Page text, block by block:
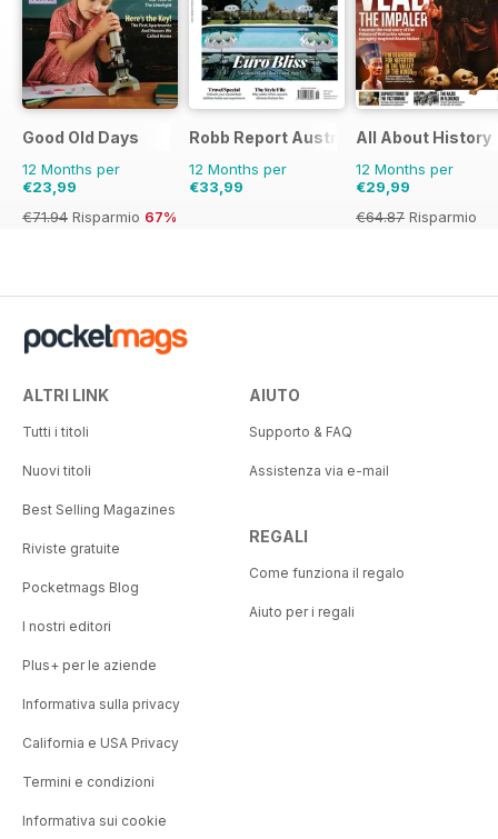
Good Old Days
12 Months per
€23,99
€71.94 Risparmio 67%
Robb Report Australia & New Zealand
12 Months per
€33,99
All About History
12 Months per
€29,99
€64.87 Risparmio
ALTRI LINK
Tutti i titoli
Nuovi titoli
Best Selling Magazines
Riviste gratuite
Pocketmags Blog
I nostri editori
Plus+ per le aziende
Informativa sulla privacy
California e USA Privacy
Termini e condizioni
Informativa sui cookie
AIUTO
Supporto & FAQ
Assistenza via e-mail
REGALI
Come funziona il regalo
Aiuto per i regali